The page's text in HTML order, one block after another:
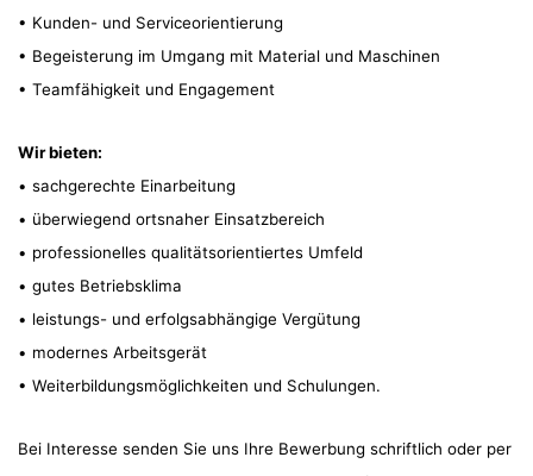
• Kunden- und Serviceorientierung
• Begeisterung im Umgang mit Material und Maschinen
• Teamfähigkeit und Engagement
Wir bieten:
• sachgerechte Einarbeitung
• überwiegend ortsnaher Einsatzbereich
• professionelles qualitätsorientiertes Umfeld
• gutes Betriebsklima
• leistungs- und erfolgsabhängige Vergütung
• modernes Arbeitsgerät
• Weiterbildungsmöglichkeiten und Schulungen.
Bei Interesse senden Sie uns Ihre Bewerbung schriftlich oder per